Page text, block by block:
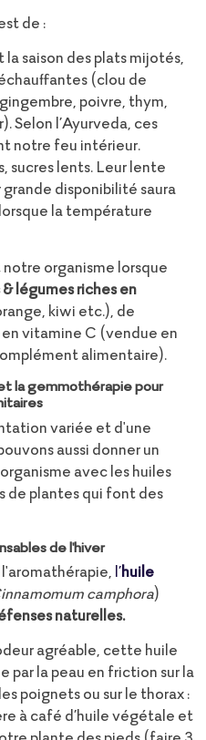
de :
la saison des plats mijotés,
(clou de
poivre, thym,
Selon l’Ayurveda, ces
notre feu intérieur.
sucres lents. Leur lente
disponibilité saura
la température
organisme lorsque
légumes riches en
kiwi etc.), de
vitamine C (vendue en
alimentaire).
la gemmothérapie pour
variée et d'une
aussi donner un
avec les huiles
de plantes qui font des
de l'hiver
l’huile
camphora)
naturelles.
agréable, cette huile
par la peau en friction sur la
poignets ou sur le thorax :
à café d’huile végétale et